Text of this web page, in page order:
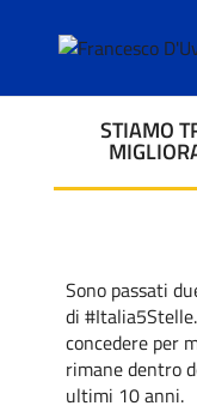
STIAMO
Sono passati
di #Italia5Stelle
concedere per
rimane dentro
ultimi 10 anni.